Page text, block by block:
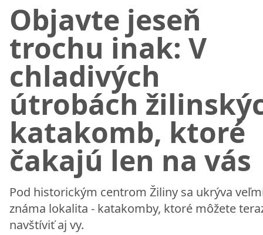
Objavte jeseň
trochu inak: V
chladivých
útrobách
katakomb, ktoré
čakajú len na vás
Pod historickým centrom Žiliny sa ukrýva
známa lokalita - katakomby, ktoré môžete
navštíviť aj vy.